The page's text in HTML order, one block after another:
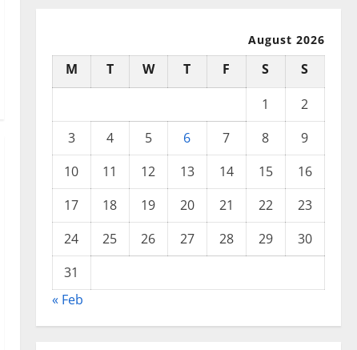
August 2026
M T W T F S
S
1
2
3
4 5 6 7 8
9
10
11 12 13 14 15
16
17
18 19 20 21 22
23
24
25 26 27 28 29
30
31
« Feb